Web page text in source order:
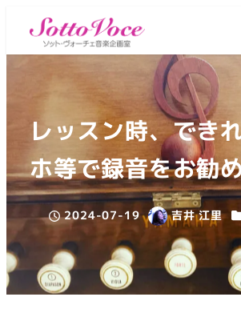
レッスン時、でき
ホ等で録音をお勧
投稿日
2024-07-19
著
者
吉井 江里